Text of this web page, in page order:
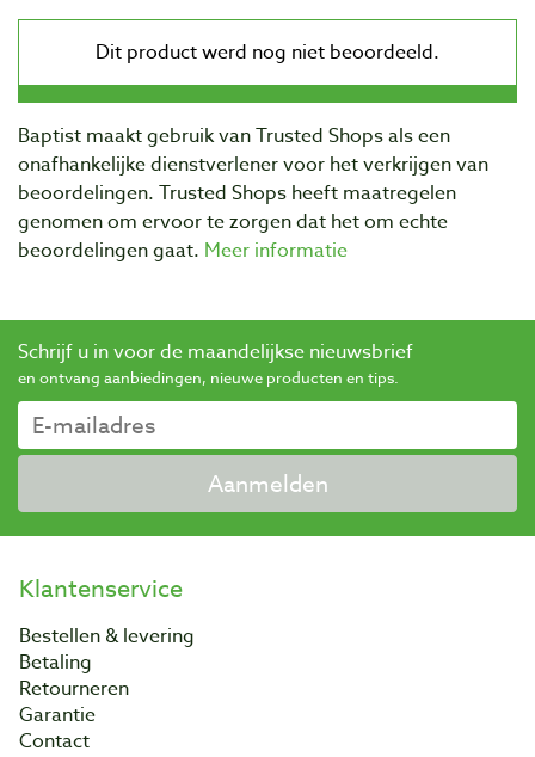
Baptist maakt gebruik van Trusted Shops als een
onafhankelijke dienstverlener voor het verkrijgen van
beoordelingen. Trusted Shops heeft maatregelen
genomen om ervoor te zorgen dat het om echte
beoordelingen gaat. Meer informatie
Schrijf u in voor de maandelijkse nieuwsbrief
en ontvang aanbiedingen, nieuwe producten en tips.
Aanmelden
Klantenservice
Bestellen & levering
Betaling
Retourneren
Garantie
Contact